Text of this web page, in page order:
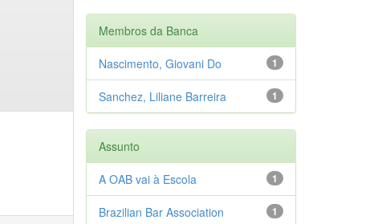
Membros da Banca
1
Nascimento, Giovani Do
1
Sanchez, Liliane Barreira
Assunto
1
A OAB vai à Escola
1
Brazilian Bar Association